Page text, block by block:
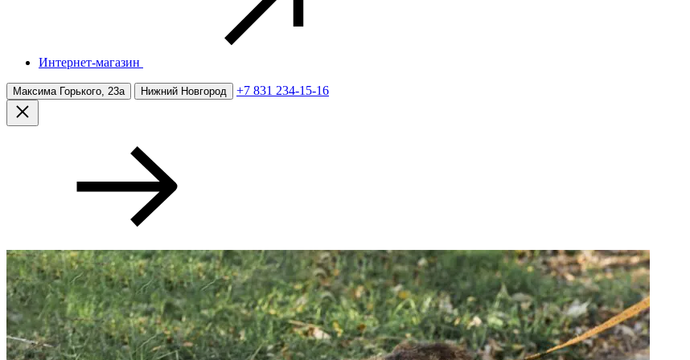
Интернет-магазин
Максима Горького, 23а Нижний Новгород +7 831 234-15-16